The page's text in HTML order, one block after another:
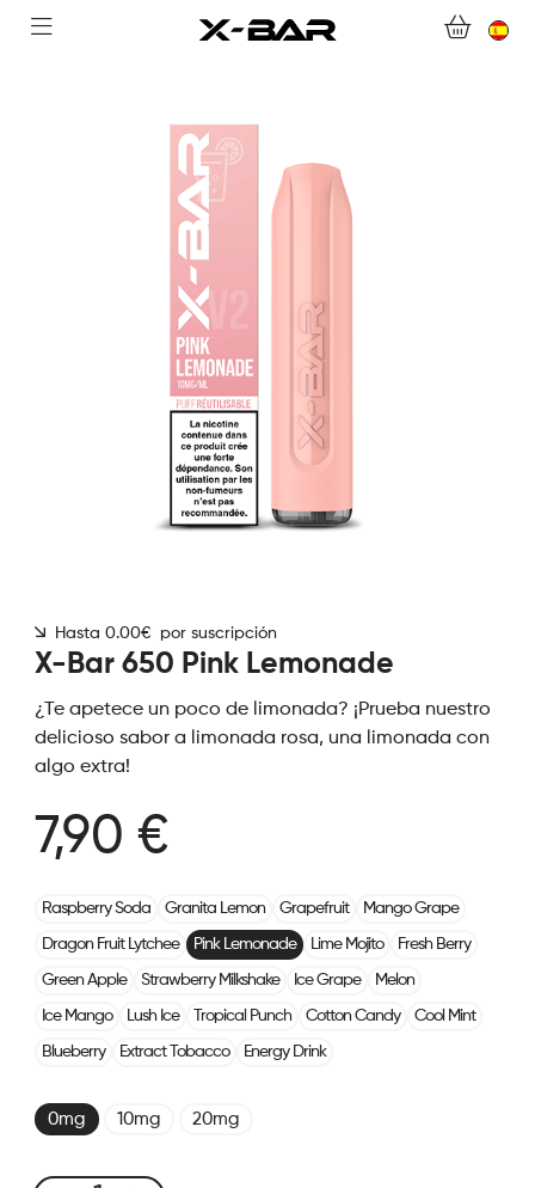
CONTACTA CON NOSOTROS
PREGUNTAS MÁS FRECUENTES
CONVIÉRTASE EN UN MAYORISTA DE X-BAR
Hasta 0.00€ por suscripción
X-Bar 650 Pink Lemonade
¿Te apetece un poco de limonada? ¡Prueba nuestro
delicioso sabor a limonada rosa, una limonada con
algo extra!
7,90 €
Raspberry Soda Granita Lemon Grapefruit Mango Grape
Dragon Fruit Lytchee Pink Lemonade Lime Mojito Fresh Berry
Green Apple Strawberry Milkshake Ice Grape Melon
Ice Mango Lush Ice Tropical Punch Cotton Candy Cool Mint
Blueberry Extract Tobacco Energy Drink
0mg 10mg 20mg